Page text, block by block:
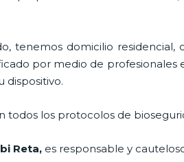
tenemos domicilio residencial,
por medio de profesionales
dispositivo.
todos los protocolos de
Reta, es responsable y